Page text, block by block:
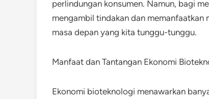
perlindungan konsumen. Namun, bagi
mengambil tindakan dan
masa depan yang kita tunggu-tunggu.
Manfaat dan Tantangan Ekonomi
Ekonomi bioteknologi menawarkan